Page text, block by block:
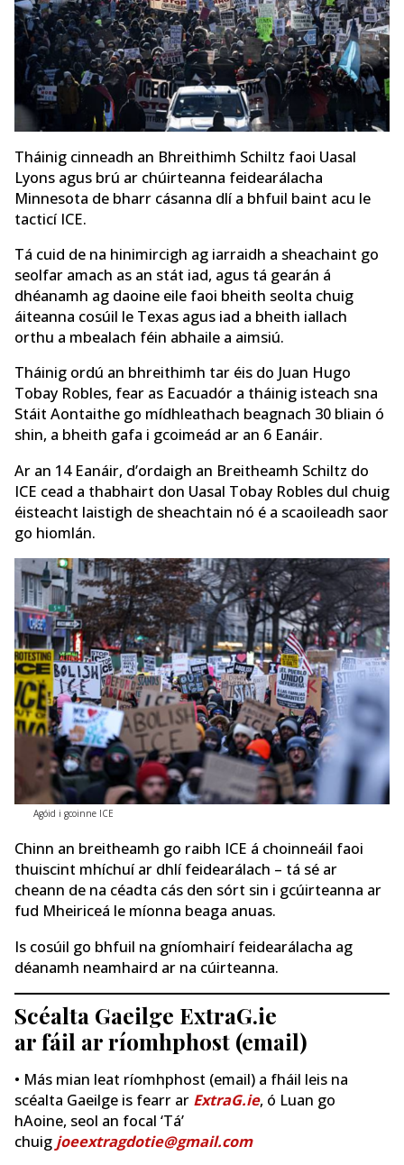
Tháinig cinneadh an Bhreithimh Schiltz faoi Uasal
Lyons agus brú ar chúirteanna feidearálacha
Minnesota de bharr cásanna dlí a bhfuil baint acu le
tacticí ICE.
Tá cuid de na hinimircigh ag iarraidh a sheachaint go
seolfar amach as an stát iad, agus tá gearán á
dhéanamh ag daoine eile faoi bheith seolta chuig
áiteanna cosúil le Texas agus iad a bheith iallach
orthu a mbealach féin abhaile a aimsiú.
Tháinig ordú an bhreithimh tar éis do Juan Hugo
Tobay Robles, fear as Eacuadór a tháinig isteach sna
Stáit Aontaithe go mídhleathach beagnach 30 bliain ó
shin, a bheith gafa i gcoimeád ar an 6 Eanáir.
Ar an 14 Eanáir, d’ordaigh an Breitheamh Schiltz do
ICE cead a thabhairt don Uasal Tobay Robles dul chuig
éisteacht laistigh de sheachtain nó é a scaoileadh saor
go hiomlán.
Agóid i gcoinne ICE
Chinn an breitheamh go raibh ICE á choinneáil faoi
thuiscint mhíchuí ar dhlí feidearálach – tá sé ar
cheann de na céadta cás den sórt sin i gcúirteanna ar
fud Mheiriceá le míonna beaga anuas.
Is cosúil go bhfuil na gníomhairí feidearálacha ag
déanamh neamhaird ar na cúirteanna.
Scéalta Gaeilge ExtraG.ie
ar fáil ar ríomhphost (email)
• Más mian leat ríomhphost (email) a fháil leis na
scéalta Gaeilge is fearr ar ExtraG.ie, ó Luan go
hAoine, seol an focal ‘Tá’
chuig joeextragdotie@gmail.com